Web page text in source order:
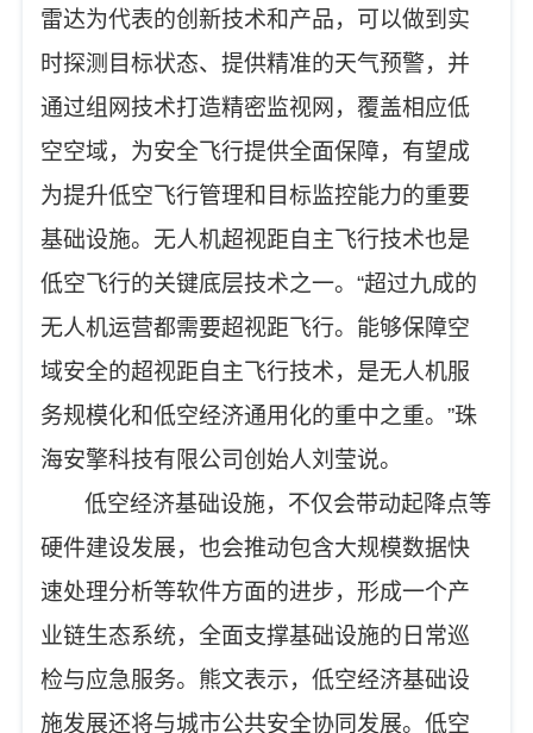
雷达为代表的创新技术和产品，可以做到实
时探测目标状态、提供精准的天气预警，并
通过组网技术打造精密监视网，覆盖相应低
空空域，为安全飞行提供全面保障，有望成
为提升低空飞行管理和目标监控能力的重要
基础设施。无人机超视距自主飞行技术也是
低空飞行的关键底层技术之一。“超过九成的
无人机运营都需要超视距飞行。能够保障空
域安全的超视距自主飞行技术，是无人机服
务规模化和低空经济通用化的重中之重。”珠
海安擎科技有限公司创始人刘莹说。
低空经济基础设施，不仅会带动起降点等
硬件建设发展，也会推动包含大规模数据快
速处理分析等软件方面的进步，形成一个产
业链生态系统，全面支撑基础设施的日常巡
检与应急服务。熊文表示，低空经济基础设
施发展还将与城市公共安全协同发展。低空